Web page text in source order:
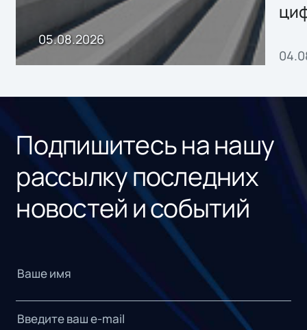
05.08.2026
Подпишитесь на нашу
рассылку последних
новостей и событий